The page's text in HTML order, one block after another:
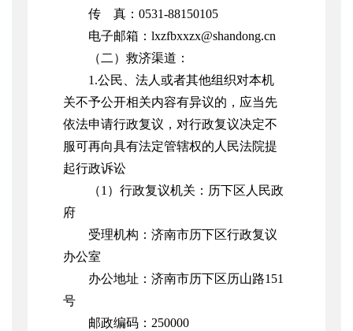
传 真：0531-88150105
电子邮箱：lxzfbxxzx@shandong.cn
（二）救济渠道：
1.公民、法人或者其他组织对本机
关不予公开相关内容有异议的，应当先
依法申请行政复议，对行政复议决定不
服可再向具有法定管辖权的人民法院提
起行政诉讼
（1）行政复议机关：历下区人民政
府
受理机构：济南市历下区行政复议
办公室
办公地址：济南市历下区历山路151
号
邮政编码：250000